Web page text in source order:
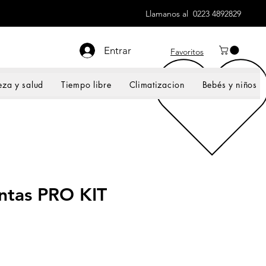
Llamanos al 0223 4892829
Entrar Favoritos
y salud Tiempo libre Climatizacion Bebés y niños
PRO KIT